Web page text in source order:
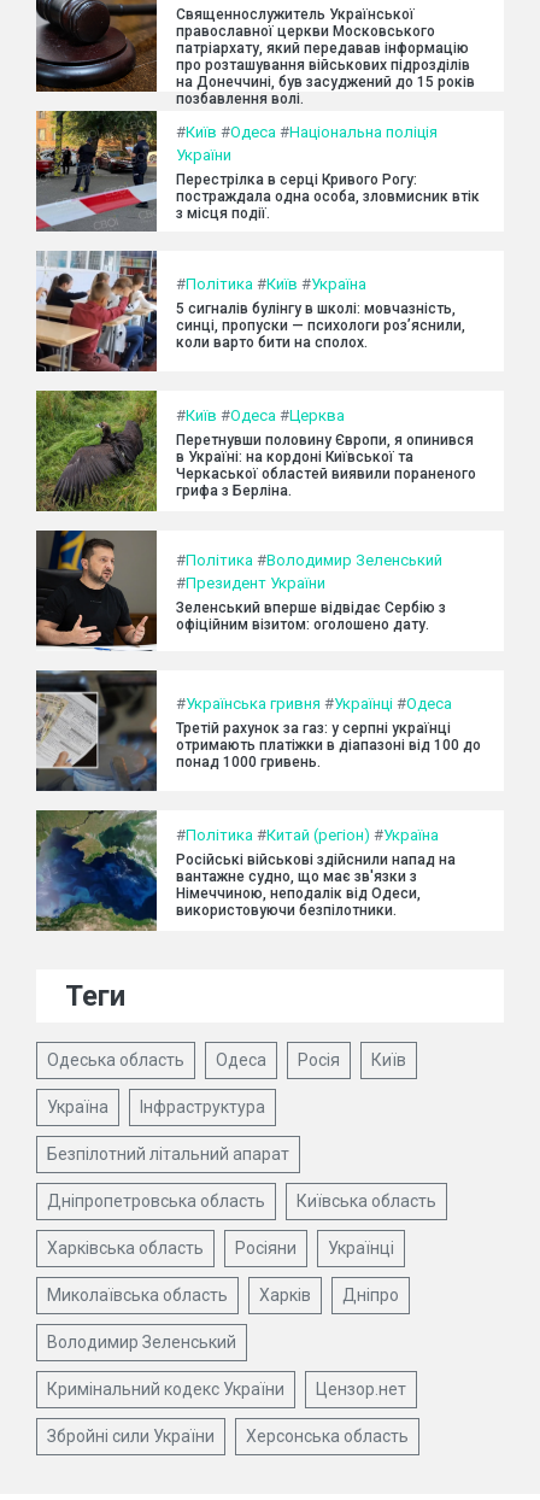
Священнослужитель Української
православної церкви Московського
патріархату, який передавав інформацію
про розташування військових підрозділів
на Донеччині, був засуджений до 15 років
позбавлення волі.
#Київ #Одеса #Національна поліція
України
Перестрілка в серці Кривого Рогу:
постраждала одна особа, зловмисник втік
з місця події.
#Політика #Київ #Україна
5 сигналів булінгу в школі: мовчазність,
синці, пропуски — психологи роз’яснили,
коли варто бити на сполох.
#Київ #Одеса #Церква
Перетнувши половину Європи, я опинився
в Україні: на кордоні Київської та
Черкаської областей виявили пораненого
грифа з Берліна.
#Політика #Володимир Зеленський
#Президент України
Зеленський вперше відвідає Сербію з
офіційним візитом: оголошено дату.
#Українська гривня #Українці #Одеса
Третій рахунок за газ: у серпні українці
отримають платіжки в діапазоні від 100 до
понад 1000 гривень.
#Політика #Китай (регіон) #Україна
Російські військові здійснили напад на
вантажне судно, що має зв'язки з
Німеччиною, неподалік від Одеси,
використовуючи безпілотники.
Теги
Одеська область Одеса Росія Київ
Україна Інфраструктура
Безпілотний літальний апарат
Дніпропетровська область Київська область
Харківська область Росіяни Українці
Миколаївська область Харків Дніпро
Володимир Зеленський
Кримінальний кодекс України Цензор.нет
Збройні сили України Херсонська область